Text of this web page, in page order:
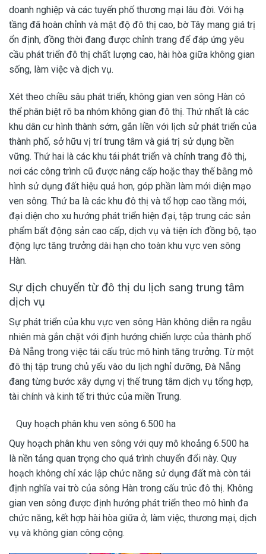
doanh nghiệp và các tuyến phố thương mại lâu đời. Với hạ
tầng đã hoàn chỉnh và mật độ đô thị cao, bờ Tây mang giá trị
ổn định, đồng thời đang được chỉnh trang để đáp ứng yêu
cầu phát triển đô thị chất lượng cao, hài hòa giữa không gian
sống, làm việc và dịch vụ.
Xét theo chiều sâu phát triển, không gian ven sông Hàn có
thể phân biệt rõ ba nhóm không gian đô thị. Thứ nhất là các
khu dân cư hình thành sớm, gắn liền với lịch sử phát triển của
thành phố, sở hữu vị trí trung tâm và giá trị sử dụng bền
vững. Thứ hai là các khu tái phát triển và chỉnh trang đô thị,
nơi các công trình cũ được nâng cấp hoặc thay thế bằng mô
hình sử dụng đất hiệu quả hơn, góp phần làm mới diện mạo
ven sông. Thứ ba là các khu đô thị và tổ hợp cao tầng mới,
đại diện cho xu hướng phát triển hiện đại, tập trung các sản
phẩm bất động sản cao cấp, dịch vụ và tiện ích đồng bộ, tạo
động lực tăng trưởng dài hạn cho toàn khu vực ven sông
Hàn.
Sự dịch chuyển từ đô thị du lịch sang trung tâm
dịch vụ
Sự phát triển của khu vực ven sông Hàn không diễn ra ngẫu
nhiên mà gắn chặt với định hướng chiến lược của thành phố
Đà Nẵng trong việc tái cấu trúc mô hình tăng trưởng. Từ một
đô thị tập trung chủ yếu vào du lịch nghỉ dưỡng, Đà Nẵng
đang từng bước xây dựng vị thế trung tâm dịch vụ tổng hợp,
tài chính và kinh tế tri thức của miền Trung.
Quy hoạch phân khu ven sông 6.500 ha
Quy hoạch phân khu ven sông với quy mô khoảng 6.500 ha
là nền tảng quan trọng cho quá trình chuyển đổi này. Quy
hoạch không chỉ xác lập chức năng sử dụng đất mà còn tái
định nghĩa vai trò của sông Hàn trong cấu trúc đô thị. Không
gian ven sông được định hướng phát triển theo mô hình đa
chức năng, kết hợp hài hòa giữa ở, làm việc, thương mại, dịch
vụ và không gian công cộng.